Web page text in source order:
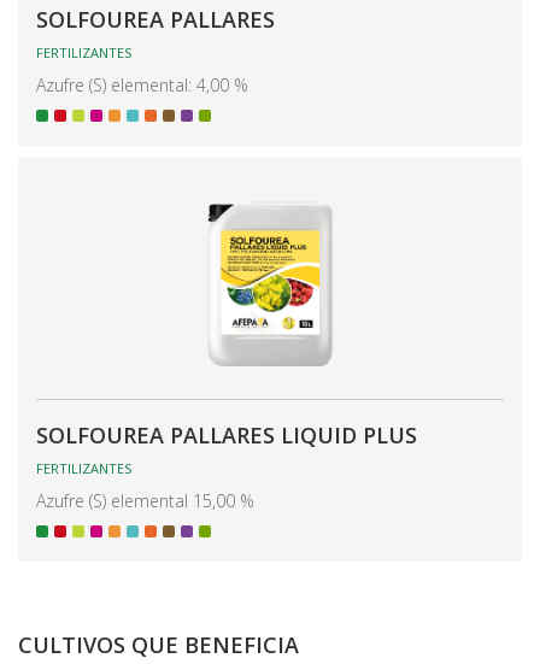
SOLFOUREA PALLARES
FERTILIZANTES
Azufre (S) elemental: 4,00 %
SOLFOUREA PALLARES LIQUID PLUS
FERTILIZANTES
Azufre (S) elemental 15,00 %
CULTIVOS QUE BENEFICIA